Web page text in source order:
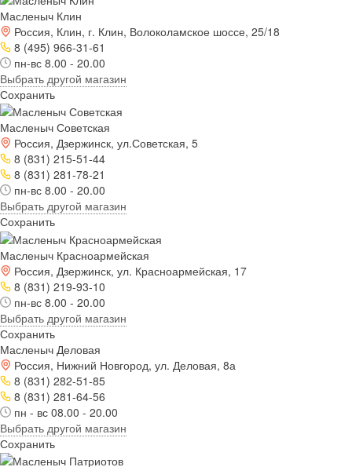
Масленыч Клин
Россия, Клин, г. Клин, Волоколамское шоссе, 25/18
8 (495) 966-31-61
пн-вс 8.00 - 20.00
Выбрать другой магазин
Сохранить
Масленыч Советская
Россия, Дзержинск, ул.Советская, 5
8 (831) 215-51-44
8 (831) 281-78-21
пн-вс 8.00 - 20.00
Выбрать другой магазин
Сохранить
Масленыч Красноармейская
Россия, Дзержинск, ул. Красноармейская, 17
8 (831) 219-93-10
пн-вс 8.00 - 20.00
Выбрать другой магазин
Сохранить
Масленыч Деловая
Россия, Нижний Новгород, ул. Деловая, 8а
8 (831) 282-51-85
8 (831) 281-64-56
пн - вс 08.00 - 20.00
Выбрать другой магазин
Сохранить